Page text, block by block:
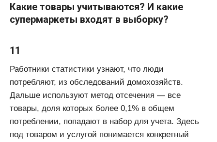
Какие товары учитываются? И какие
супермаркеты входят в выборку?
11
Работники статистики узнают, что люди
потребляют, из обследований домохозяйств.
Дальше используют метод отсечения — все
товары, доля которых более 0,1% в общем
потреблении, попадают в набор для учета. Здесь
под товаром и услугой понимается конкретный